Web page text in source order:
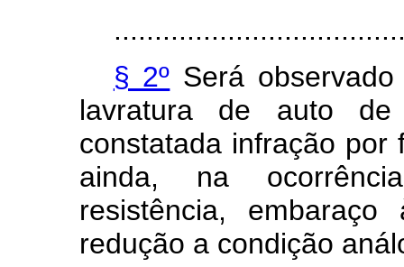
§ 2º Será
lavratura de auto
constatada infração por
ainda, na
resistência,
redução a condição